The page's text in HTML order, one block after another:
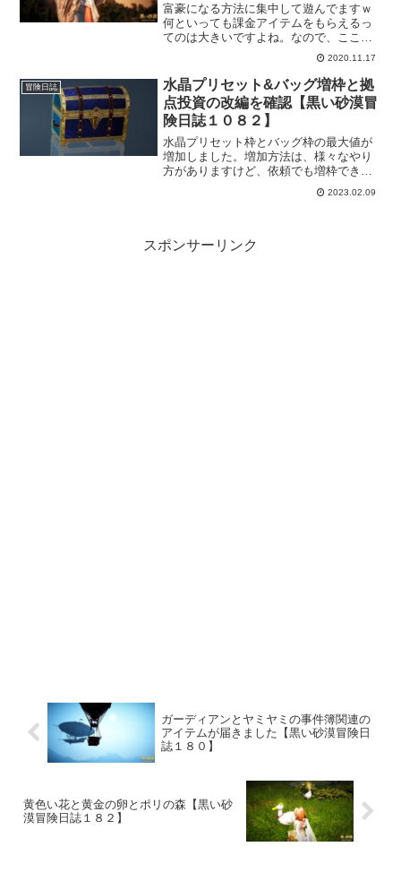
富豪になる方法に集中して遊んでますｗ
何といっても課金アイテムをもらえるっ
てのは大きいですよね。なので、ここは
張り切ってこなしていかないと！って思
ってます。残りも少なくなってきてクリ
オの椅子をつい取引所で購入しちゃいま
したｗ
2020.11.17
冒険日誌
水晶プリセット&バッグ増枠と拠
点投資の改編を確認【黒い砂漠冒
険日誌１０８２】
水晶プリセット枠とバッグ枠の最大値が
増加しました。増加方法は、様々なやり
方がありますけど、依頼でも増枠できる
というのもありがたい話です。そして、
エルビアで狩りしてる私にも嬉しい「拠
2023.02.09
スポンサーリンク
ガーディアンとヤミヤミの事件簿関連の
アイテムが届きました【黒い砂漠冒険日
誌１８０】
黄色い花と黄金の卵とポリの森【黒い砂
漠冒険日誌１８２】